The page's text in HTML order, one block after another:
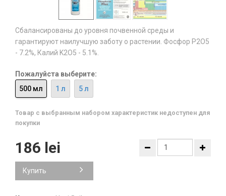
Сбалансированы до уровня почвенной среды и
гарантируют наилучшую заботу о растении. Фосфор P2O5
- 7.2%, Калий K2O5 - 5.1%.
Пожалуйста выберите:
500 мл
1 л 5 л
Товар с выбранным набором характеристик недоступен для
покупки
186 lei
Купить